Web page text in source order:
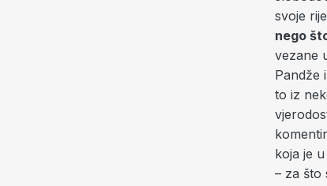
svoje
nego
vezane
Pandže
to iz
koja je
– za što